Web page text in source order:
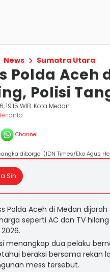
News Sumatra Utara
Polda Aceh
Polisi
19:15 WIB Kota Medan
Channel
diborgol (IDN Times/Eko Agus
Sih
Polda Aceh di Medan
seperti AC dan TV
menangkap dua pelaku
beraksi bersama rekan
mess tersebut.